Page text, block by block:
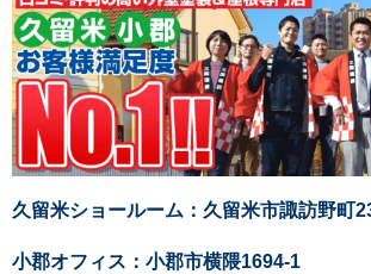
久留米ショールーム：久留米市諏訪野町
小郡オフィス：小郡市横隈1694-1